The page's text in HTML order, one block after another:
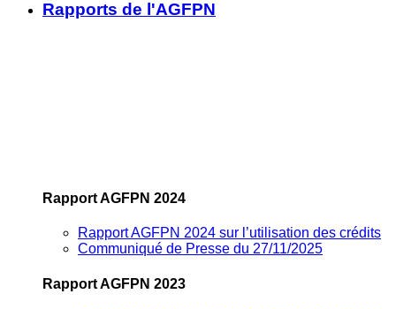
Rapports de l'AGFPN
Rapport AGFPN 2024
Rapport AGFPN 2024 sur l’utilisation des crédits
Communiqué de Presse du 27/11/2025
Rapport AGFPN 2023